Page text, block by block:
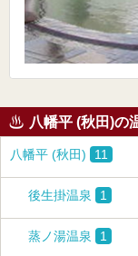
八幡平 (秋田)の
八幡平 (秋田) 11
後生掛温泉 1
蒸ノ湯温泉 1